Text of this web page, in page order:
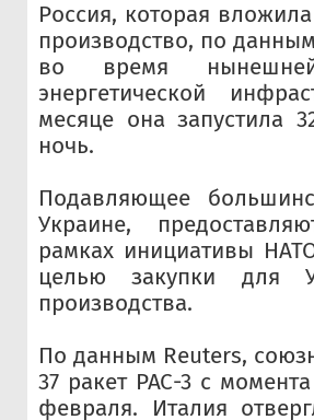
Россия, которая
производство, по
во время
энергетической
месяце она запустила
ночь.
Подавляющее
Украине,
рамках инициативы
целью закупки для
производства.
По данным Reuters,
37 ракет PAC-3 с
февраля. Италия